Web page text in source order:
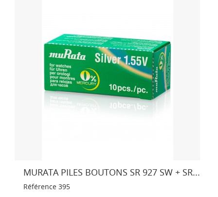
MURATA PILES BOUTONS SR 927 SW + SR...
Référence 395